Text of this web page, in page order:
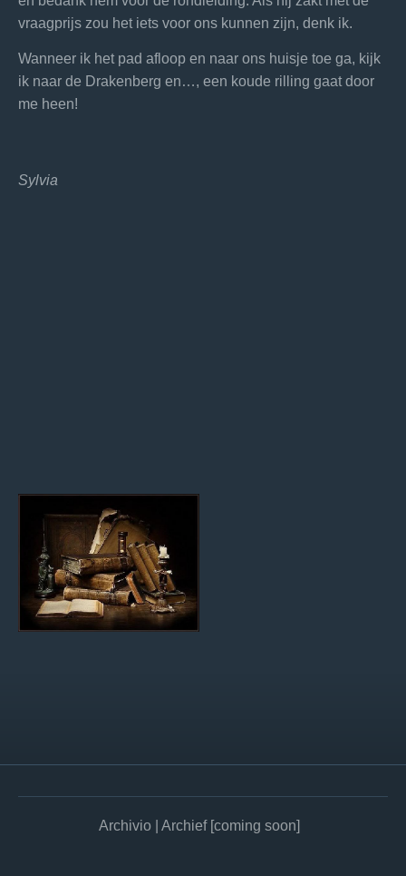
vraagprijs zou het iets voor ons kunnen zijn, denk ik.
Wanneer ik het pad afloop en naar ons huisje toe ga, kijk
ik naar de Drakenberg en…, een koude rilling gaat door
me heen!
Sylvia
Archivio | Archief [coming soon]